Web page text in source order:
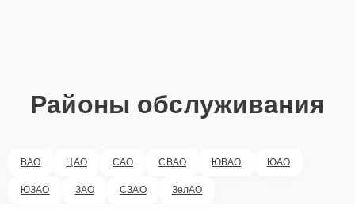
Районы обслуживания
ВАО ЦАО САО СВАО ЮВАО ЮАО
ЮЗАО ЗАО СЗАО ЗелАО